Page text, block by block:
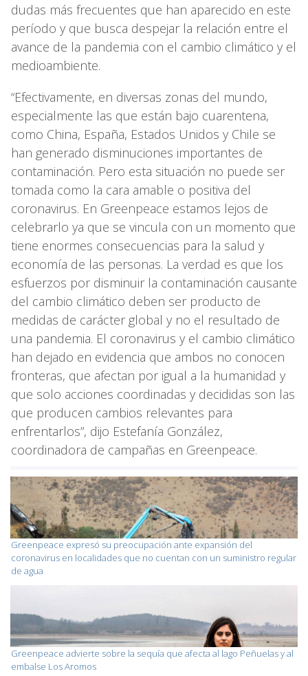
dudas más frecuentes que han aparecido en este
período y que busca despejar la relación entre el
avance de la pandemia con el cambio climático y el
medioambiente.
“Efectivamente, en diversas zonas del mundo,
especialmente las que están bajo cuarentena,
como China, España, Estados Unidos y Chile se
han generado disminuciones importantes de
contaminación. Pero esta situación no puede ser
tomada como la cara amable o positiva del
coronavirus. En Greenpeace estamos lejos de
celebrarlo ya que se vincula con un momento que
tiene enormes consecuencias para la salud y
economía de las personas. La verdad es que los
esfuerzos por disminuir la contaminación causante
del cambio climático deben ser producto de
medidas de carácter global y no el resultado de
una pandemia. El coronavirus y el cambio climático
han dejado en evidencia que ambos no conocen
fronteras, que afectan por igual a la humanidad y
que solo acciones coordinadas y decididas son las
que producen cambios relevantes para
enfrentarlos”, dijo Estefanía González,
coordinadora de campañas en Greenpeace.
Greenpeace expresó su preocupación ante expansión del
coronavirus en localidades que no cuentan con un suministro regular
de agua
Greenpeace advierte sobre la sequía que afecta al lago Peñuelas y al
embalse Los Aromos